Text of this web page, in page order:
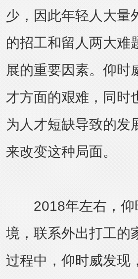
少，因此年轻人大量
的招工和留人两大难
展的重要因素。仰时
才方面的艰难，同时
为人才短缺导致的发
来改变这种局面。
2018年左右，仰
境，联系外出打工的
过程中，仰时威发现